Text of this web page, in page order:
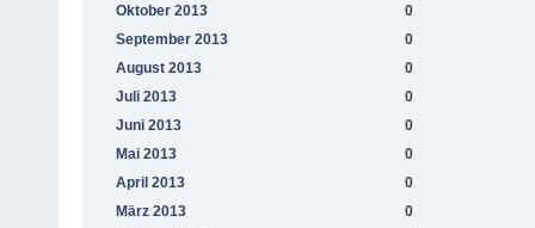
Oktober 2013
0
September 2013
0
August 2013
0
Juli 2013
0
Juni 2013
0
Mai 2013
0
April 2013
0
März 2013
0